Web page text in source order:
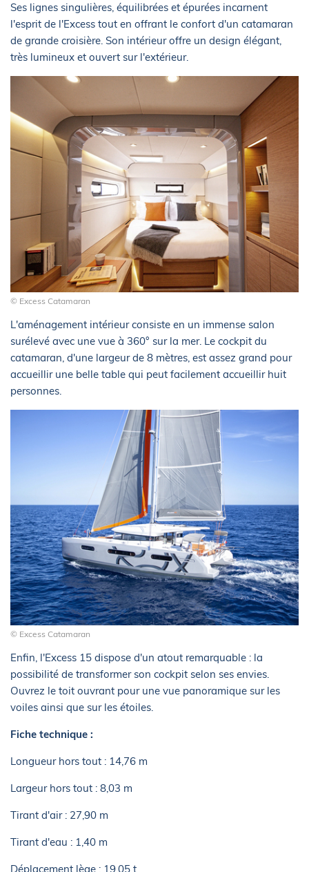
Ses lignes singulières, équilibrées et épurées incarnent
l'esprit de l'Excess tout en offrant le confort d'un catamaran
de grande croisière. Son intérieur offre un design élégant,
très lumineux et ouvert sur l'extérieur.
© Excess Catamaran
L'aménagement intérieur consiste en un immense salon
surélevé avec une vue à 360° sur la mer. Le cockpit du
catamaran, d'une largeur de 8 mètres, est assez grand pour
accueillir une belle table qui peut facilement accueillir huit
personnes.
© Excess Catamaran
Enfin, l'Excess 15 dispose d'un atout remarquable : la
possibilité de transformer son cockpit selon ses envies.
Ouvrez le toit ouvrant pour une vue panoramique sur les
voiles ainsi que sur les étoiles.
Fiche technique :
Longueur hors tout : 14,76 m
Largeur hors tout : 8,03 m
Tirant d'air : 27,90 m
Tirant d'eau : 1,40 m
Déplacement lège : 19,05 t